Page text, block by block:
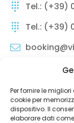
Per fornire le
cookie per
dispositivo. Il
elaborare dati
Tel.: (+39)
Tel.: (+39)
Copyright © 2023